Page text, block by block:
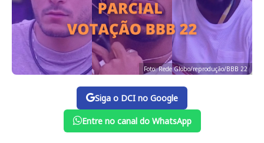
Foto: Rede Globo/reprodução/BBB 22
Siga o DCI no Google
Entre no canal do WhatsApp